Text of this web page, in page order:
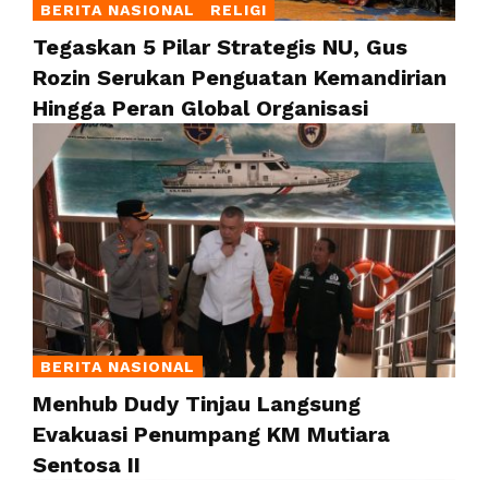
BERITA NASIONAL RELIGI
Tegaskan 5 Pilar Strategis NU, Gus
Rozin Serukan Penguatan Kemandirian
Hingga Peran Global Organisasi
BERITA NASIONAL
Menhub Dudy Tinjau Langsung
Evakuasi Penumpang KM Mutiara
Sentosa II